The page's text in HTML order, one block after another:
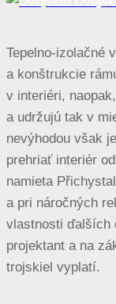
Tepelno-izolačné
a konštrukcie
v interiéri,
a udržujú tak v
nevýhodou však
prehriať interiér
namieta
a pri náročných
vlastnosti ďalších
projektant a na
trojskiel vyplatí.